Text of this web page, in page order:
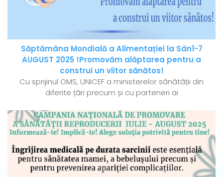
Săptămâna Mondială a Alimentației la Sân1-7
AUGUST 2025 !Promovăm alăptarea pentru a
construi un viitor sănătos!
Cu sprijinul OMS, UNICEF a ministerelor sănătății din
diferite țări precum și cu parteneri ai